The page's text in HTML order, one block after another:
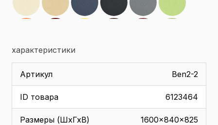
характеристики
Артикул Ben2-2
ID товара 6123464
Размеры (ШхГхВ) 1600x840x825